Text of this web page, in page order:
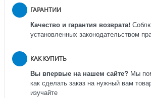
ГАРАНТИИ
Качество и гарантия возврата!
установленных законодательством
КАК КУПИТЬ
Вы впервые на нашем сайте? Мы
как сделать заказ на нужный вам
изучайте